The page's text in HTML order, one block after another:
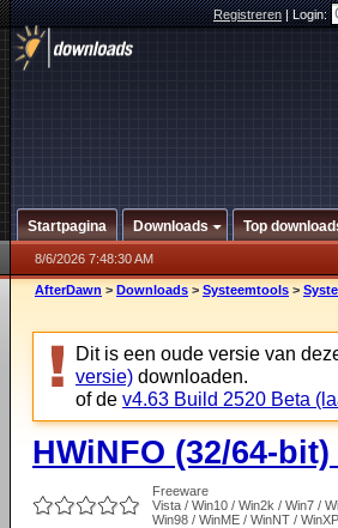
Registreren|Login:
Startpagina Downloads Top
8/6/2026 7:48:30 AM
AfterDawn > Downloads > Systeemtools >
Dit is een oude versie van
versie) downloaden.
of de v4.63 Build 2520 Beta
HWiNFO (32/64-
Freeware
Vista / Win10 / Win2k / Win7 /
Win98 / WinME / WinNT / WinXP